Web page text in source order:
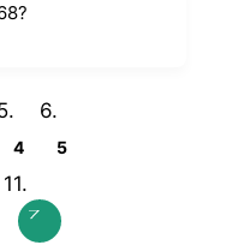
4 5